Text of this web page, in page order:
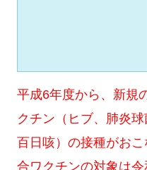
平成6年度から、新規
クチン（ヒブ、肺炎球
百日咳）の接種がお
合ワクチンの対象は